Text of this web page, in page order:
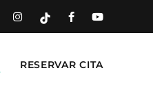
RESERVAR CITA